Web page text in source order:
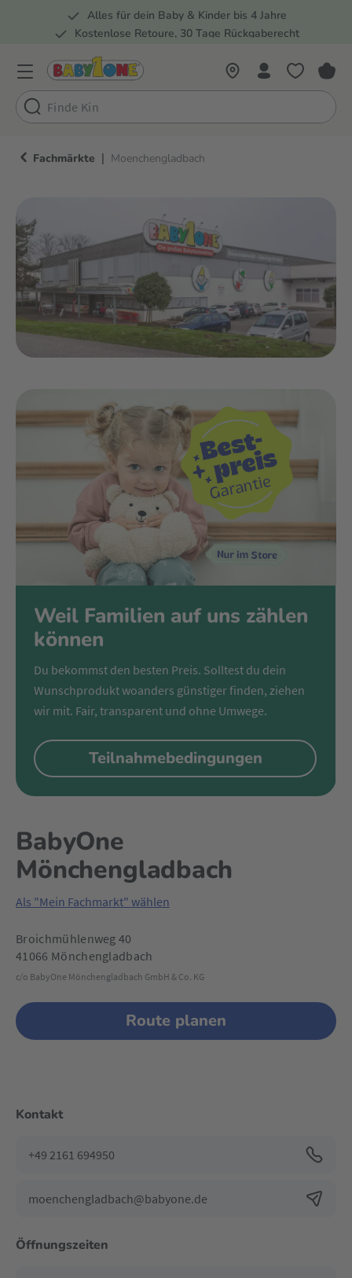
Zur Hauptnavigation springen
Alles für dein Baby & Kinder bis 4 Jahre
Kostenlose Retoure, 30 Tage Rückgaberecht
Fachmärkte | Moenchengladbach
Weil Familien auf uns zählen
können
Du bekommst den besten Preis. Solltest du dein
Wunschprodukt woanders günstiger finden, ziehen
wir mit. Fair, transparent und ohne Umwege.
Teilnahmebedingungen
BabyOne
Mönchengladbach
Als "Mein Fachmarkt" wählen
Broichmühlenweg 40
41066 Mönchengladbach
c/o BabyOne Mönchengladbach GmbH & Co. KG
Route planen
Kontakt
+49 2161 694950
moenchengladbach@babyone.de
Öffnungszeiten